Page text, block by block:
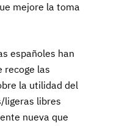
mejore la toma
españoles han
recoge las
la utilidad del
ligeras libres
nueva que